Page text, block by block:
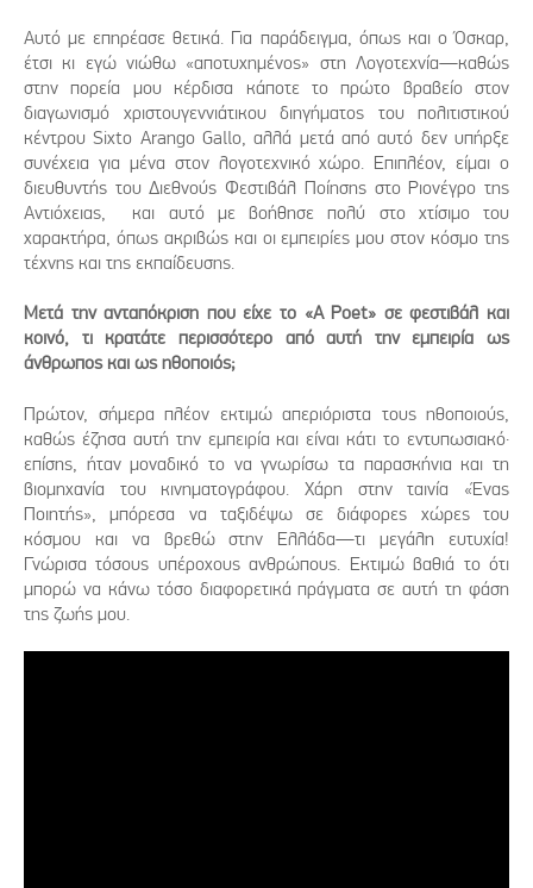
Αυτό με επηρέασε θετικά. Για παράδειγμα, όπως και ο Όσκαρ,
έτσι κι εγώ νιώθω «αποτυχημένος» στη Λογοτεχνία—καθώς
στην πορεία μου κέρδισα κάποτε το πρώτο βραβείο στον
διαγωνισμό χριστουγεννιάτικου διηγήματος του πολιτιστικού
κέντρου Sixto Arango Gallo, αλλά μετά από αυτό δεν υπήρξε
συνέχεια για μένα στον λογοτεχνικό χώρο. Επιπλέον, είμαι ο
διευθυντής του Διεθνούς Φεστιβάλ Ποίησης στο Ριονέγρο της
Αντιόχειας, και αυτό με βοήθησε πολύ στο χτίσιμο του
χαρακτήρα, όπως ακριβώς και οι εμπειρίες μου στον κόσμο της
τέχνης και της εκπαίδευσης.
Μετά την ανταπόκριση που είχε το «A Poet» σε φεστιβάλ και
κοινό, τι κρατάτε περισσότερο από αυτή την εμπειρία ως
άνθρωπος και ως ηθοποιός;
Πρώτον, σήμερα πλέον εκτιμώ απεριόριστα τους ηθοποιούς,
καθώς έζησα αυτή την εμπειρία και είναι κάτι το εντυπωσιακό·
επίσης, ήταν μοναδικό το να γνωρίσω τα παρασκήνια και τη
βιομηχανία του κινηματογράφου. Χάρη στην ταινία «Ένας
Ποιητής», μπόρεσα να ταξιδέψω σε διάφορες χώρες του
κόσμου και να βρεθώ στην Ελλάδα—τι μεγάλη ευτυχία!
Γνώρισα τόσους υπέροχους ανθρώπους. Εκτιμώ βαθιά το ότι
μπορώ να κάνω τόσο διαφορετικά πράγματα σε αυτή τη φάση
της ζωής μου.